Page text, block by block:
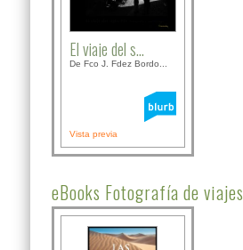
El viaje del s...
De Fco J. Fdez Bordo...
Vista previa
eBooks Fotografía de viajes